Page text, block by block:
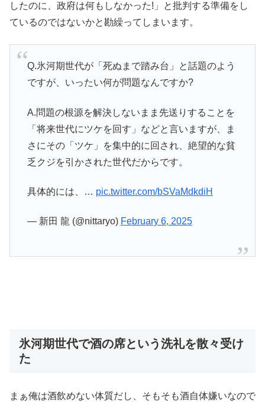
したのに、政府は何もしなかった!」と批判する準備をし
ているのではないかと勘繰ってしまいます。
Q.氷河期世代が「死ぬまで踏み台」と話題のよう
ですが、いったい何が問題なんですか?
A.問題の根源を解決しないまま先送りすることを
「将来世代にツケを回す」などと言いますが、ま
さにその「ツケ」を集中的に回され、絶望的な貧
乏クジを引かされた世代だからです。
具体的には、… pic.twitter.com/bSVaMdkdiH
— 新田 龍 (@nittaryo) February 6, 2025
氷河期世代で酒の席という洗礼を散々受け
た
まぁ俺は酒飲めない体質だし、そもそも酒自体嫌いなので